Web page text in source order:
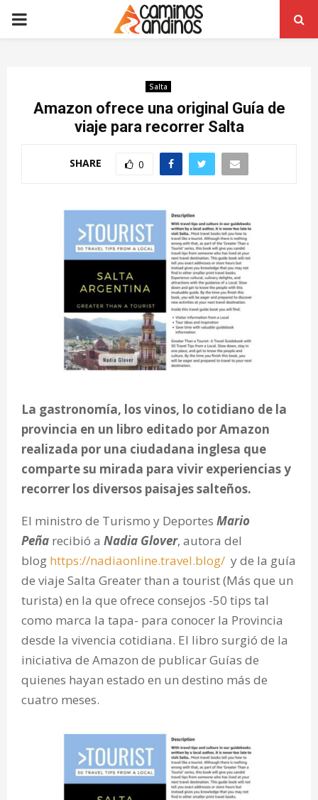
PRIMARY
Salta
Amazon ofrece una original Guía de
viaje para recorrer Salta
SHARE 0
La gastronomía, los vinos, lo cotidiano de la
provincia en un libro editado por Amazon
realizada por una ciudadana inglesa que
comparte su mirada para vivir experiencias y
recorrer los diversos paisajes salteños.
El ministro de Turismo y Deportes Mario
Peña recibió a Nadia Glover, autora del
blog https://nadiaonline.travel.blog/ y de la guía
de viaje Salta Greater than a tourist (Más que un
turista) en la que ofrece consejos -50 tips tal
como marca la tapa- para conocer la Provincia
desde la vivencia cotidiana. El libro surgió de la
iniciativa de Amazon de publicar Guías de
quienes hayan estado en un destino más de
cuatro meses.